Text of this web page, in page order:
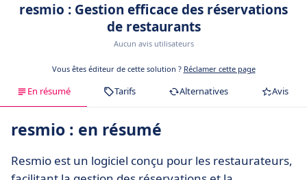
resmio : Gestion efficace des réservations
de restaurants
Aucun avis utilisateurs
Vous êtes éditeur de cette solution ? Réclamer cette page
En résumé Tarifs Alternatives Avis
resmio : en résumé
Resmio est un logiciel conçu pour les restaurateurs,